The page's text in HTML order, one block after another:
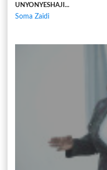
UNYONYESHAJI...
Soma Zaidi